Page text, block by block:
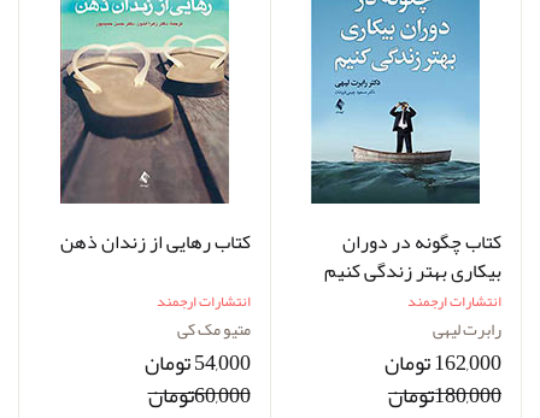
کتاب چگونه در دوران
بیکاری بهتر زندگی کنیم
انتشارات ارجمند
رابرت لیهی
162,000 تومان
180,000تومان
کتاب رهایی از زندان ذهن
انتشارات ارجمند
متیو مک کی
54,000 تومان
60,000تومان